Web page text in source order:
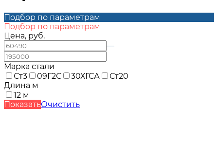
Подбор по параметрам
Подбор по параметрам
Цена, руб.
—
Марка стали
Ст3
09Г2С 30ХГСА
Ст20
Длина м
12 м
ПоказатьОчистить